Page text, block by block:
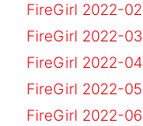
FireGirl 2022-02
FireGirl 2022-03
FireGirl 2022-04
FireGirl 2022-05
FireGirl 2022-06